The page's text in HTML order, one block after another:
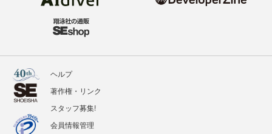
ヘルプ
著作権・リンク
スタッフ募集!
会員情報管理